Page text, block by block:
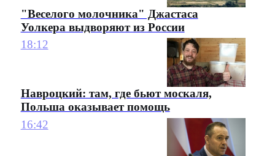
"Веселого молочника" Джастаса
Уолкера выдворяют из России
18:12
Навроцкий: там, где бьют москаля,
Польша оказывает помощь
16:42